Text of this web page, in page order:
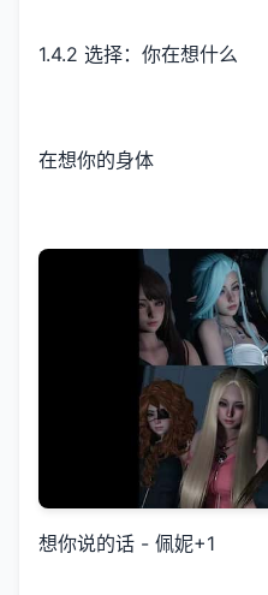
1.4.2 选择：你在想什么
在想你的身体
想你说的话 - 佩妮+1